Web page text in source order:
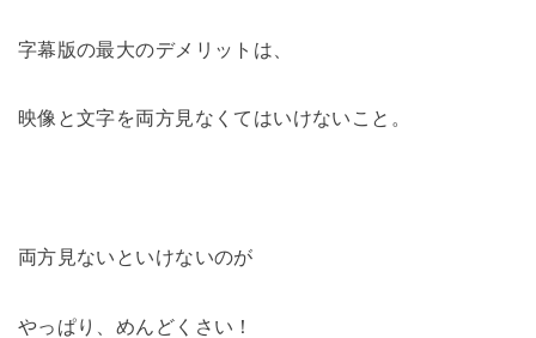
字幕版の最大のデメリットは、
映像と文字を両方見なくてはいけないこと。
両方見ないといけないのが
やっぱり、めんどくさい！